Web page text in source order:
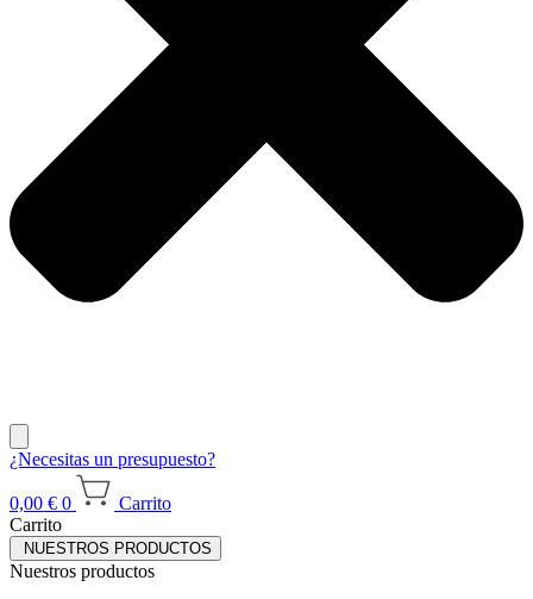
¿Necesitas un presupuesto?
0,00 € 0
Carrito
Carrito
NUESTROS PRODUCTOS
Nuestros productos